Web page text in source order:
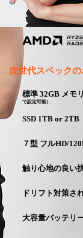
次世代スペック
標準 32GB メモリ
で設定可能）
SSD 1TB or 2TB
７型 フルHD/
触り心地の良い
ドリフト対策さ
大容量バッテリ